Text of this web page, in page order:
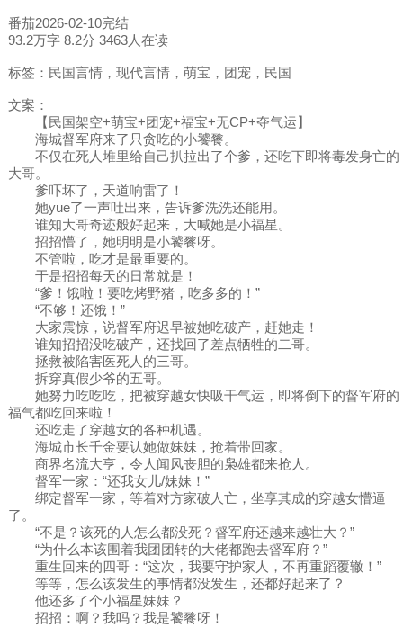
番茄2026-02-10完结
93.2万字 8.2分 3463人在读
标签：民国言情，现代言情，萌宝，团宠，民国
文案：
【民国架空+萌宝+团宠+福宝+无CP+夺气运】
海城督军府来了只贪吃的小饕餮。
不仅在死人堆里给自己扒拉出了个爹，还吃下即将毒发身亡的
大哥。
爹吓坏了，天道响雷了！
她yue了一声吐出来，告诉爹洗洗还能用。
谁知大哥奇迹般好起来，大喊她是小福星。
招招懵了，她明明是小饕餮呀。
不管啦，吃才是最重要的。
于是招招每天的日常就是！
“爹！饿啦！要吃烤野猪，吃多多的！”
“不够！还饿！”
大家震惊，说督军府迟早被她吃破产，赶她走！
谁知招招没吃破产，还找回了差点牺牲的二哥。
拯救被陷害医死人的三哥。
拆穿真假少爷的五哥。
她努力吃吃吃，把被穿越女快吸干气运，即将倒下的督军府的
福气都吃回来啦！
还吃走了穿越女的各种机遇。
海城市长千金要认她做妹妹，抢着带回家。
商界名流大亨，令人闻风丧胆的枭雄都来抢人。
督军一家：“还我女儿/妹妹！”
绑定督军一家，等着对方家破人亡，坐享其成的穿越女懵逼
了。
“不是？该死的人怎么都没死？督军府还越来越壮大？”
“为什么本该围着我团团转的大佬都跑去督军府？”
重生回来的四哥：“这次，我要守护家人，不再重蹈覆辙！”
等等，怎么该发生的事情都没发生，还都好起来了？
他还多了个小福星妹妹？
招招：啊？我吗？我是饕餮呀！